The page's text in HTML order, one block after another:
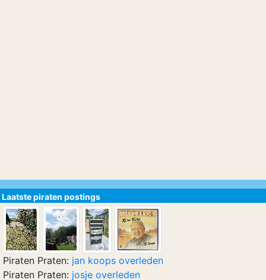
Laatste piraten postings
Piraten Praten: jan koops overleden
Piraten Praten: josje overleden